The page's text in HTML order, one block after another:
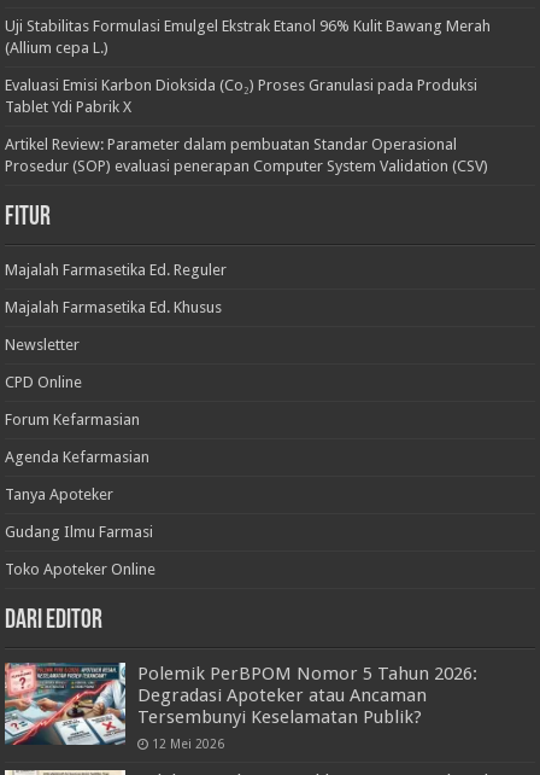
Uji Stabilitas Formulasi Emulgel Ekstrak Etanol 96% Kulit Bawang Merah
(Allium cepa L.)
Evaluasi Emisi Karbon Dioksida (Co₂) Proses Granulasi pada Produksi
Tablet Ydi Pabrik X
Artikel Review: Parameter dalam pembuatan Standar Operasional
Prosedur (SOP) evaluasi penerapan Computer System Validation (CSV)
Fitur
Majalah Farmasetika Ed. Reguler
Majalah Farmasetika Ed. Khusus
Newsletter
CPD Online
Forum Kefarmasian
Agenda Kefarmasian
Tanya Apoteker
Gudang Ilmu Farmasi
Toko Apoteker Online
Dari Editor
Polemik PerBPOM Nomor 5 Tahun 2026:
Degradasi Apoteker atau Ancaman
Tersembunyi Keselamatan Publik?
12 Mei 2026